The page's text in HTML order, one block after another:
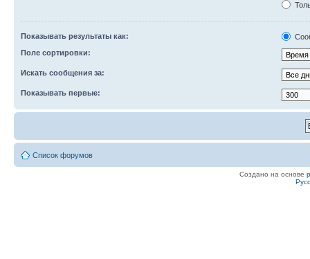
Показывать результаты как:
Поле сортировки:
Искать сообщения за:
Показывать первые:
Список форумов
Создано на основе